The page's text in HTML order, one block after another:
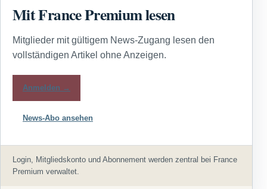
Mit France Premium lesen
Mitglieder mit gültigem News-Zugang lesen den
vollständigen Artikel ohne Anzeigen.
Anmelden →
News-Abo ansehen
Login, Mitgliedskonto und Abonnement werden zentral bei France
Premium verwaltet.